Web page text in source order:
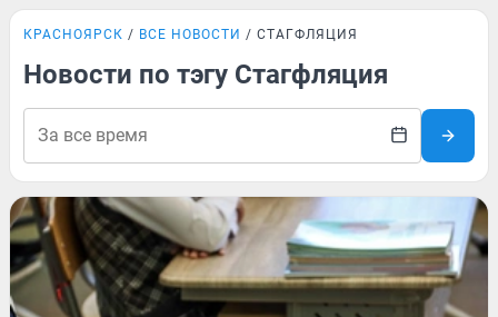
КРАСНОЯРСК ВСЕ НОВОСТИ СТАГФЛЯЦИЯ
Новости по тэгу Стагфляция